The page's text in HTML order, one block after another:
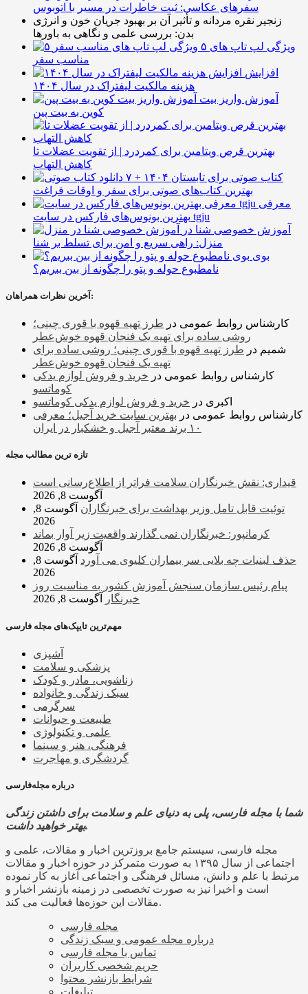
سفرهای عکاسی: ثبت خاطرات در مسیر با اتوبوس
زنجیر نقره مردانه و تأثیر آن بر بهبود جریان خون و انرژی
بدن: بررسی علمی و نگاهی به باورها
۵ ویژگی لپ تاپ های
مناسب سفر
افزایش
هزینه مالکیت لیفتراک در سال ۱۴۰۴
آموزش واریز بیت
کوین به بیت پین
بهترین قرص ویتامین برای کمردرد | از تقویت عضلات تا
کاهش التهاب
۷ کتاب صوتی برای تابستان ۱۴۰۴ +
بهترین کتاب‌های صوتی برای سفر و اوقات فراغت
معرفی
بهترین بونوس‌های فارکس در سایت tgju
آموزش خصوصی شنا در
منزل: راهی سریع و امن برای تسلط بر شنا
بوی
نامطبوع حوله و پتو را چگونه از بین ببریم؟
آخرین نظرات همراهان:
کارشناس روابط عمومی در طرز تهیه قهوه با قوری چینی؛
روشی ساده برای تهیه یک فنجان قهوه خوش‌عطر
شمیم در طرز تهیه قهوه با قوری چینی؛ روشی ساده برای
تهیه یک فنجان قهوه خوش‌عطر
کارشناس روابط عمومی در خرید و فروش لوازم یدکی
کوماتسو
اکبری در خرید و فروش لوازم یدکی کوماتسو
کارشناس روابط عمومی در بهترین سایت خرید آجیل؛ معرفی
۱۰ برند معتبر آجیل و خشکبار در ایران
تازه ترین مطالب مجله
قیداری: نقش خبرنگاران سلامت فراتر از اطلاع‌رسانی است
آگوست 8, 2026
توئیت قابل تامل وزیر بهداشت برای خبرنگاران
آگوست 8,
2026
کرمانپور: خبرنگاران نمی گذارند واقعیت زیر آوار بماند
آگوست 8, 2026
حذف لبنیات چه بلایی سر بیماران کلیوی می آورد
آگوست 8,
2026
پیام رئیس سازمان سنجش آموزش کشور به مناسبت روز
خبرنگار
آگوست 8, 2026
مهم‌ترین تایپک‌های مجله فارسی
آشپزی
پزشکی و سلامت
زناشویی، مادر و کودک
سبک زندگی و خانواده
سرگرمی
طبیعت و حیوانات
علمی و تکنولوژی
فرهنگی، هنر و سینما
گردشگری و مهاجرت
درباره مجله‌فارسی
شما با مجله فارسی، پلی به دنیای علم و سلامت برای داشتن زندگی
بهتر خواهید داشت.
مجله فارسی، سیستم جامع بروزترین اخبار و مقالات، علمی و
اجتماعی از سال ۱۳۹۵ به صورت متمرکز در حوزه اخبار و مقالات
مرتبط با علم و دانش، مسائل فرهنگی و اجتماعی آغاز به کار نموده
است و اخیرا نیز به صورت تخصصی در زمینه بازنشر اخبار و
مقالات این حوزه‌ها فعالیت می کند.
مجله فارسی
درباره مجله عمومی و سبک زندگی
تماس با مجله فارسی
حریم شخصی کاربران
شرایط بازنشر محتوا